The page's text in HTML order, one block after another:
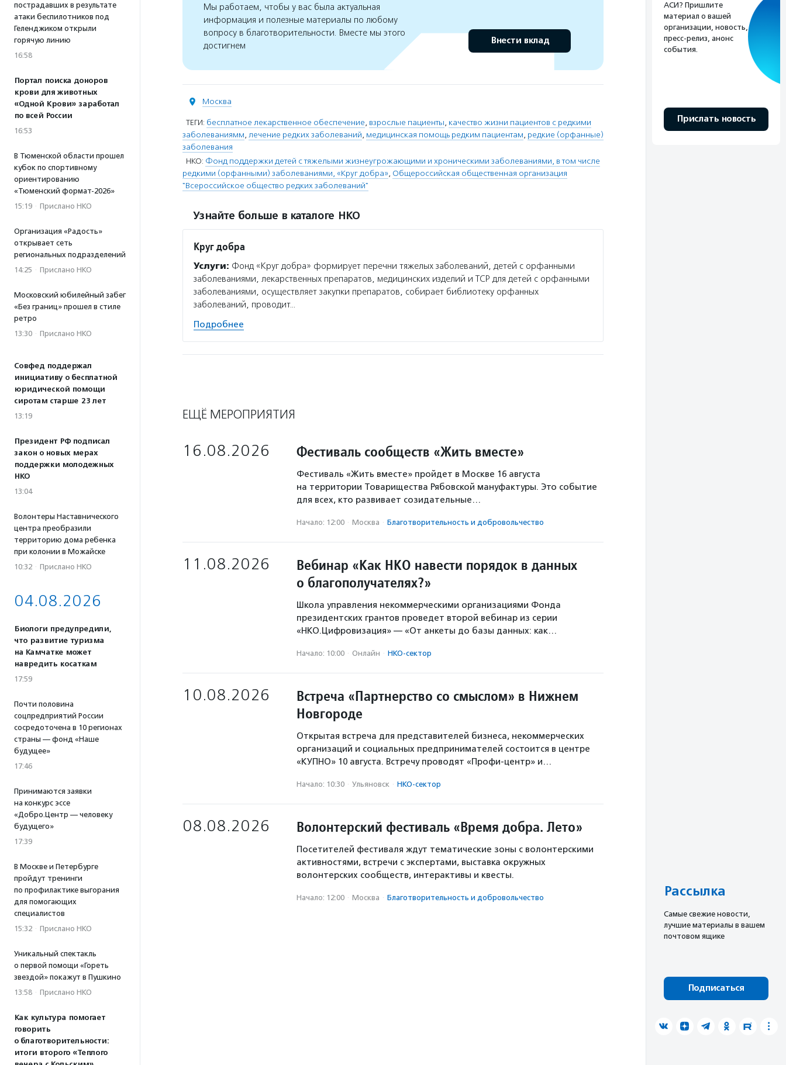
пострадавших в результате
атаки беспилотников под
Геленджиком открыли
горячую линию
16:58
Портал поиска доноров
крови для животных
«Одной Крови» заработал
по всей России
16:53
В Тюменской области прошел
кубок по спортивному
ориентированию
«Тюменский формат-2026»
15:19 · Прислано НКО
Организация «Радость»
открывает сеть
региональных подразделений
14:25 · Прислано НКО
Московский юбилейный забег
«Без границ» прошел в стиле
ретро
13:30 · Прислано НКО
Совфед поддержал
инициативу о бесплатной
юридической помощи
сиротам старше 23 лет
13:19
Президент РФ подписал
закон о новых мерах
поддержки молодежных
НКО
13:04
Волонтеры Наставнического
центра преобразили
территорию дома ребенка
при колонии в Можайске
10:32 · Прислано НКО
04.08.2026
Биологи предупредили,
что развитие туризма
на Камчатке может
навредить косаткам
17:59
Почти половина
соцпредприятий России
сосредоточена в 10 регионах
страны — фонд «Наше
будущее»
17:46
Принимаются заявки
на конкурс эссе
«Добро.Центр — человеку
будущего»
17:39
В Москве и Петербурге
пройдут тренинги
по профилактике выгорания
для помогающих
специалистов
15:32 · Прислано НКО
Уникальный спектакль
о первой помощи «Гореть
звездой» покажут в Пушкино
13:58 · Прислано НКО
Как культура помогает
говорить
о благотворительности:
итоги второго «Теплого
Мы работаем, чтобы у вас была актуальная
информация и полезные материалы по любому
вопросу в благотворительности. Вместе мы этого
достигнем
Внести вклад
Москва
ТЕГИ: бесплатное лекарственное обеспечение, взрослые пациенты, качество жизни пациентов с редкими
заболеваниямм, лечение редких заболеваний, медицинская помощь редким пациентам, редкие (орфанные)
заболевания
НКО: Фонд поддержки детей с тяжелыми жизнеугрожающими и хроническими заболеваниями, в том числе
редкими (орфанными) заболеваниями, «Круг добра», Общероссийская общественная организация
"Всероссийское общество редких заболеваний"
Узнайте больше в каталоге НКО
Круг добра
Услуги: Фонд «Круг добра» формирует перечни тяжелых заболеваний, детей с орфанными
заболеваниями, лекарственных препаратов, медицинских изделий и ТСР для детей с орфанными
заболеваниями, осуществляет закупки препаратов, собирает библиотеку орфанных
заболеваний, проводит…
Подробнее
ЕЩЁ МЕРОПРИЯТИЯ
16.08.2026 Фестиваль сообществ «Жить вместе»
Фестиваль «Жить вместе» пройдет в Москве 16 августа
на территории Товарищества Рябовской мануфактуры. Это событие
для всех, кто развивает созидательные…
Начало: 12:00 · Москва · Благотвори­тель­ность и доброволь­чест­во
11.08.2026
Вебинар «Как НКО навести порядок в данных
о благополучателях?»
Школа управления некоммерческими организациями Фонда
президентских грантов проведет второй вебинар из серии
«НКО.Цифровизация» — «От анкеты до базы данных: как…
Начало: 10:00 · Онлайн · НКО-сектор
10.08.2026
Встреча «Партнерство со смыслом» в Нижнем
Новгороде
Открытая встреча для представителей бизнеса, некоммерческих
организаций и социальных предпринимателей состоится в центре
«КУПНО» 10 августа. Встречу проводят «Профи-центр» и…
Начало: 10:30 · Ульяновск · НКО-сектор
08.08.2026 Волонтерский фестиваль «Время добра. Лето»
Посетителей фестиваля ждут тематические зоны с волонтерскими
активностями, встречи с экспертами, выставка окружных
волонтерских сообществ, интерактивы и квесты.
Начало: 12:00 · Москва · Благотвори­тель­ность и доброволь­чест­во
АСИ? Пришлите
материал о вашей
организации, новость,
пресс-релиз, анонс
события.
Прислать новость
Рассылка
Cамые свежие новости,
лучшие материалы в вашем
почтовом ящике
Подписаться